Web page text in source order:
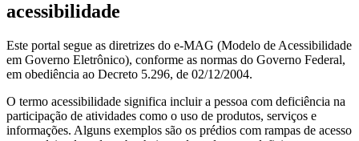
acessibilidade
Este portal segue as diretrizes do e-MAG (Modelo de Acessibilidade
em Governo Eletrônico), conforme as normas do Governo Federal,
em obediência ao Decreto 5.296, de 02/12/2004.
O termo acessibilidade significa incluir a pessoa com deficiência na
participação de atividades como o uso de produtos, serviços e
informações. Alguns exemplos são os prédios com rampas de acesso